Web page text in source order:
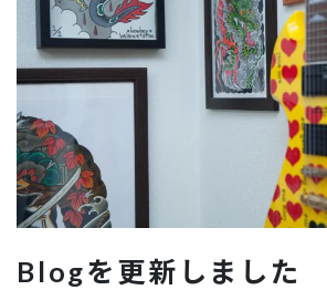
Blogを更新しました